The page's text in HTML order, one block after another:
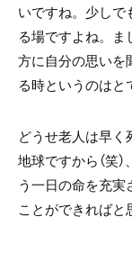
いですね。少し
る場ですよね。
方に自分の思いを
る時というのはと
どうせ老人は早
地球ですから（笑
う一日の命を充
ことができればと